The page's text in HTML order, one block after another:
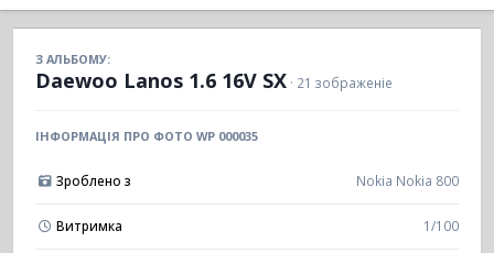
З АЛЬБОМУ:
Daewoo Lanos 1.6 16V SX · 21 зображеніе
ІНФОРМАЦІЯ ПРО ФОТО WP 000035
Зроблено з Nokia Nokia 800
Витримка 1/100